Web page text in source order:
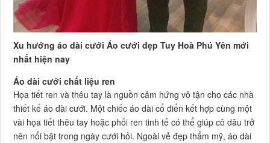
Xu hướng áo dài cưới Áo cưới đẹp Tuy Hoà Phú Yên mới
nhất hiện nay
Áo dài cưới chất liệu ren
Họa tiết ren và thêu tay là nguồn cảm hứng vô tận cho các nhà
thiết kế áo dài cưới. Một chiếc áo dài cổ điển kết hợp cùng một
vài họa tiết thêu tay hoặc phối ren tinh tế có thể giúp cô dâu trở
nên nổi bật trong ngày cưới hỏi. Ngoài vẻ đẹp thẩm mỹ, áo dài